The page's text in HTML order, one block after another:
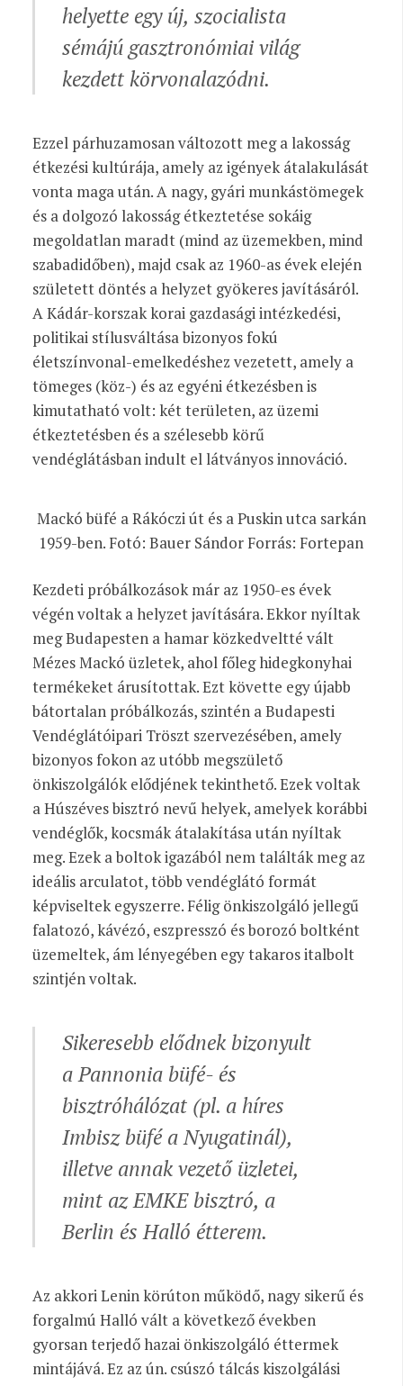
helyette egy új, szocialista
sémájú gasztronómiai világ
kezdett körvonalazódni.
Ezzel párhuzamosan változott meg a lakosság
étkezési kultúrája, amely az igények átalakulását
vonta maga után. A nagy, gyári munkástömegek
és a dolgozó lakosság étkeztetése sokáig
megoldatlan maradt (mind az üzemekben, mind
szabadidőben), majd csak az 1960-as évek elején
született döntés a helyzet gyökeres javításáról.
A Kádár-korszak korai gazdasági intézkedési,
politikai stílusváltása bizonyos fokú
életszínvonal-emelkedéshez vezetett, amely a
tömeges (köz-) és az egyéni étkezésben is
kimutatható volt: két területen, az üzemi
étkeztetésben és a szélesebb körű
vendéglátásban indult el látványos innováció.
Mackó büfé a Rákóczi út és a Puskin utca sarkán
1959-ben. Fotó: Bauer Sándor Forrás: Fortepan
Kezdeti próbálkozások már az 1950-es évek
végén voltak a helyzet javítására. Ekkor nyíltak
meg Budapesten a hamar közkedveltté vált
Mézes Mackó üzletek, ahol főleg hidegkonyhai
termékeket árusítottak. Ezt követte egy újabb
bátortalan próbálkozás, szintén a Budapesti
Vendéglátóipari Tröszt szervezésében, amely
bizonyos fokon az utóbb megszülető
önkiszolgálók elődjének tekinthető. Ezek voltak
a Húszéves bisztró nevű helyek, amelyek korábbi
vendéglők, kocsmák átalakítása után nyíltak
meg. Ezek a boltok igazából nem találták meg az
ideális arculatot, több vendéglátó formát
képviseltek egyszerre. Félig önkiszolgáló jellegű
falatozó, kávézó, eszpresszó és borozó boltként
üzemeltek, ám lényegében egy takaros italbolt
szintjén voltak.
Sikeresebb elődnek bizonyult
a Pannonia büfé- és
bisztróhálózat (pl. a híres
Imbisz büfé a Nyugatinál),
illetve annak vezető üzletei,
mint az EMKE bisztró, a
Berlin és Halló étterem.
Az akkori Lenin körúton működő, nagy sikerű és
forgalmú Halló vált a következő években
gyorsan terjedő hazai önkiszolgáló éttermek
mintájává. Ez az ún. csúszó tálcás kiszolgálási